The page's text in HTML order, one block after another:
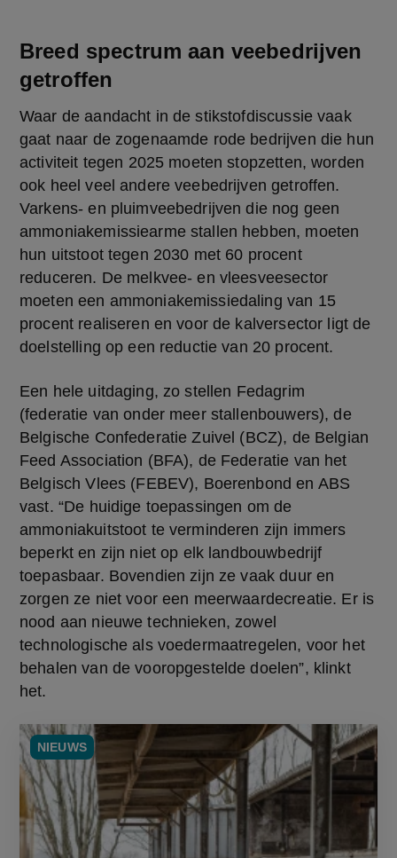
Breed spectrum aan veebedrijven
getroffen
Waar de aandacht in de stikstofdiscussie vaak
gaat naar de zogenaamde rode bedrijven die hun
activiteit tegen 2025 moeten stopzetten, worden
ook heel veel andere veebedrijven getroffen.
Varkens- en pluimveebedrijven die nog geen
ammoniakemissiearme stallen hebben, moeten
hun uitstoot tegen 2030 met 60 procent
reduceren. De melkvee- en vleesveesector
moeten een ammoniakemissiedaling van 15
procent realiseren en voor de kalversector ligt de
doelstelling op een reductie van 20 procent.
Een hele uitdaging, zo stellen Fedagrim
(federatie van onder meer stallenbouwers), de
Belgische Confederatie Zuivel (BCZ), de Belgian
Feed Association (BFA), de Federatie van het
Belgisch Vlees (FEBEV), Boerenbond en ABS
vast. “De huidige toepassingen om de
ammoniakuitstoot te verminderen zijn immers
beperkt en zijn niet op elk landbouwbedrijf
toepasbaar. Bovendien zijn ze vaak duur en
zorgen ze niet voor een meerwaardecreatie. Er is
nood aan nieuwe technieken, zowel
technologische als voedermaatregelen, voor het
behalen van de vooropgestelde doelen”, klinkt
het.
NIEUWS